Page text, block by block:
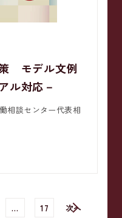
モデル文例
ル対応－
相談センター代表相
… 17 次へ